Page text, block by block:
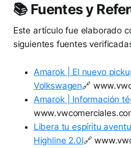
📚 Fuentes y
Este artículo fue elaborado
siguientes fuentes
Amarok | El nuevo
Volkswagen🔗
Amarok | Información
Libera tu espíritu
Highline 2.0l🔗